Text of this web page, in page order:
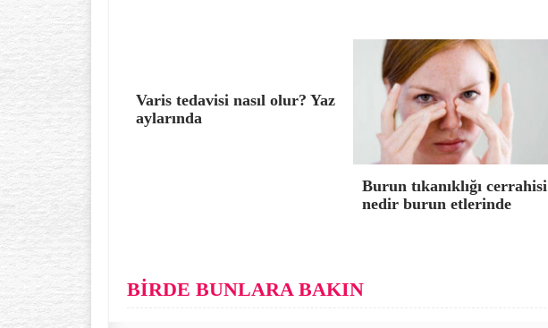
Varis tedavisi nasıl olur? Yaz
aylarında
Burun tıkanıklığı cerrahisi
nedir burun etlerinde
BİRDE BUNLARA BAKIN